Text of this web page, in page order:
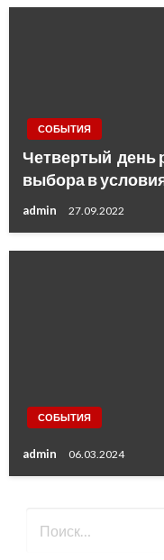
СОБЫТИЯ
Четвертый день
выбора в
admin 27.09.2022
СОБЫТИЯ
admin 06.03.2024